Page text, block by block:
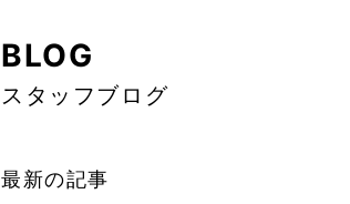
BLOG
スタッフブログ
最新の記事